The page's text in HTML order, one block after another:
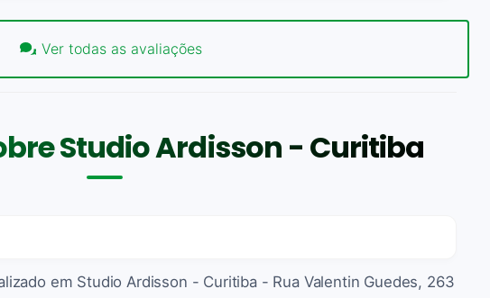
Ver todas as avaliações
Studio Ardisson - Curitiba
em Studio Ardisson - Curitiba - Rua Valentin Guedes, 263